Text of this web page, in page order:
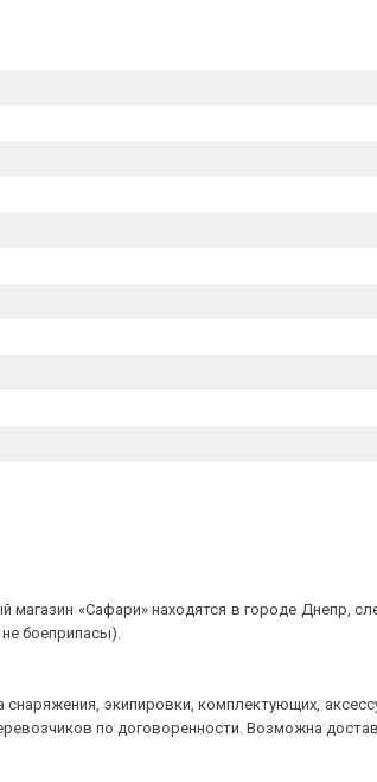
магазин «Сафари» находятся в городе Днепр,
боеприпасы).
снаряжения, экипировки, комплектующих,
по договоренности. Возможна